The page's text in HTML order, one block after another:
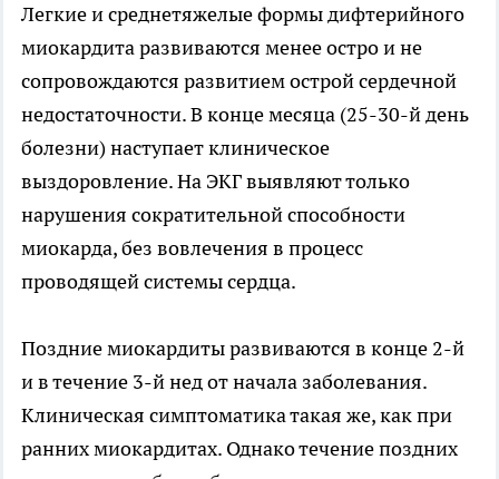
Легкие и среднетяжелые формы дифтерийного
миокардита развиваются менее остро и не
сопровождаются развитием острой сердечной
недостаточности. В конце месяца (25-30-й день
болезни) наступает клиническое
выздоровление. На ЭКГ выявляют только
нарушения сократительной способности
миокарда, без вовлечения в процесс
проводящей системы сердца.
Поздние миокардиты развиваются в конце 2-й
и в течение 3-й нед от начала заболевания.
Клиническая симптоматика такая же, как при
ранних миокардитах. Однако течение поздних